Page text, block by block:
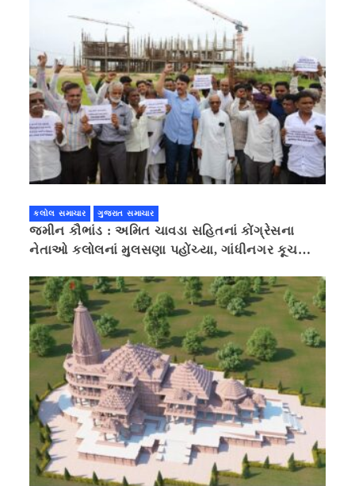
કલોલ સમાચાર ગુજરાત સમાચાર
જમીન કૌભાંડ : અમિત ચાવડા સહિતનાં કોંગ્રેસના
નેતાઓ કલોલનાં મુલસણા પહોંચ્યા, ગાંધીનગર કૂચ